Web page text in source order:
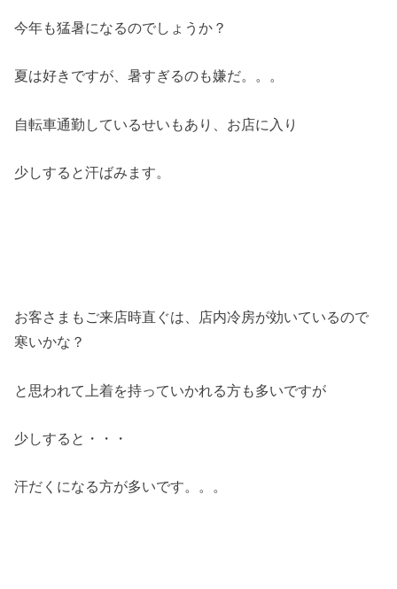
今年も猛暑になるのでしょうか？
夏は好きですが、暑すぎるのも嫌だ。。。
自転車通勤しているせいもあり、お店に入り
少しすると汗ばみます。
お客さまもご来店時直ぐは、店内冷房が効いているので
寒いかな？
と思われて上着を持っていかれる方も多いですが
少しすると・・・
汗だくになる方が多いです。。。